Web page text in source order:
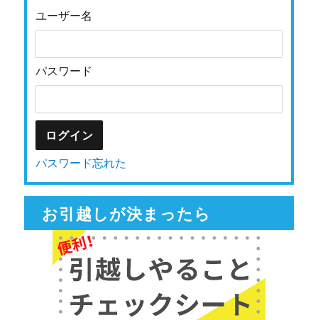
ユーザー名
パスワード
パスワード忘れた
お引越しが決まったら